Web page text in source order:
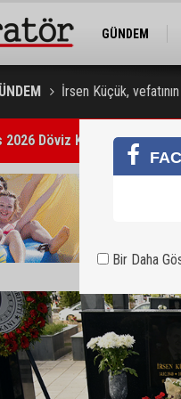
GÜNDEM
İrsen Küçük, vefatının
85 yaşındaki Turan
Bir Daha